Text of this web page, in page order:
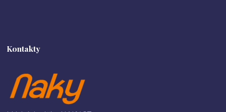
Kontakty